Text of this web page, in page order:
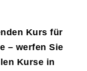
Kurs für
– werfen Sie
Kurse in